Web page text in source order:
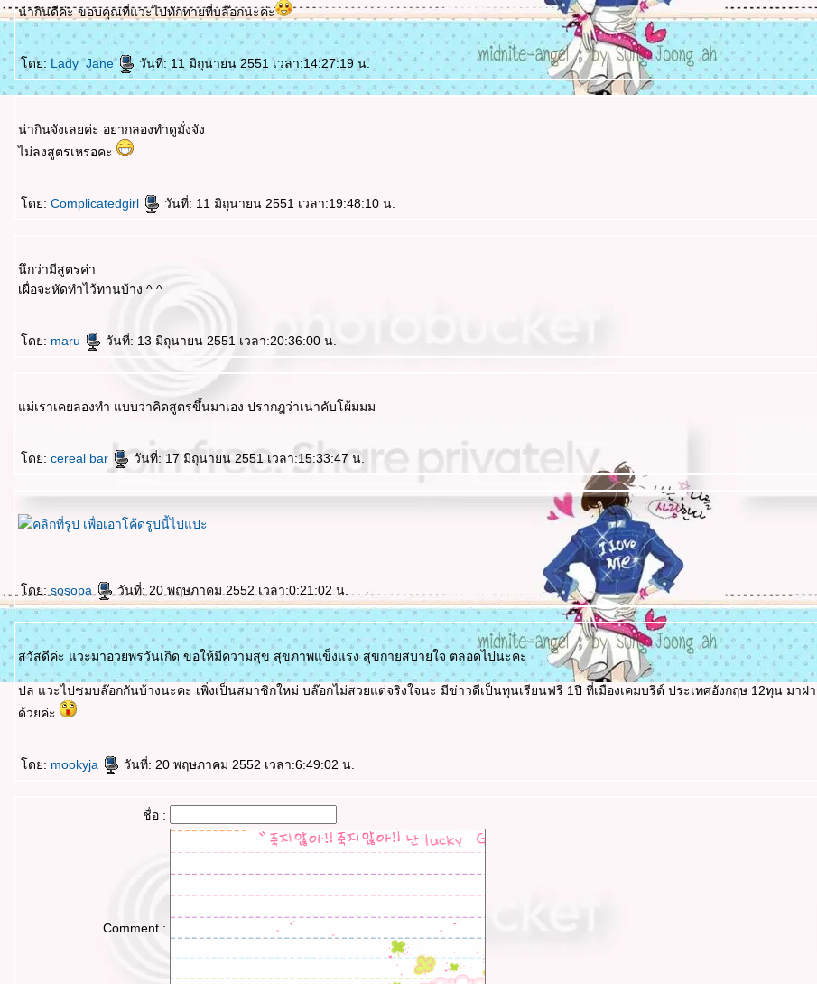
น่ากินดีค่ะ ขอบคุณที่แวะไปทักทายที่บล๊อกนะค่ะ
ดย: Lady_Jane วันที่: 11 มิถุนายน 2551 เวลา:14:27:19 น.
น่ากินจังเลยค่ะ อยากลองทำดูมั่งจัง
ไม่ลงสูตรเหรอคะ
ดย: Complicatedgirl วันที่: 11 มิถุนายน 2551 เวลา:19:48:10 น.
นึกว่ามีสูตรค่า
เผื่อจะหัดทำไว้ทานบ้าง ^ ^
ดย: maru วันที่: 13 มิถุนายน 2551 เวลา:20:36:00 น.
ม่เราเคยลองทำ แบบว่าคิดสูตรขึ้นมาเอง ปรากฎว่าเน่าคับโผ้มมม
ดย: cereal bar วันที่: 17 มิถุนายน 2551 เวลา:15:33:47 น.
ดย: sosopa วันที่: 20 พฤษภาคม 2552 เวลา:0:21:02 น.
สวัสดีค่ะ แวะมาอวยพรวันเกิด ขอให้มีความสุข สุขภาพแข็งแรง สุขกายสบายใจ ตลอดไปนะคะ
ปล แวะไปชมบล๊อกกันบ้างนะคะ เพิ่งเป็นสมาชิกใหม่ บล๊อกไม่สวยแต่จริงใจนะ มีข่าวดีเป็นทุนเรียนฟรี 1ปี ที่เมืองเคมบริด์ ประเทศอังกฤษ 12ทุน มาฝ
ด้วยค่ะ
ดย: mookyja วันที่: 20 พฤษภาคม 2552 เวลา:6:49:02 น.
ชื่อ :
Comment :